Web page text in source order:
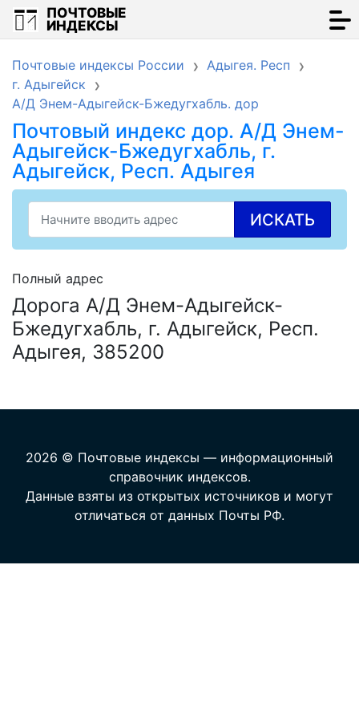
ПОЧТОВЫЕ
ИНДЕКСЫ
Почтовые индексы России
Адыгея. Респ
г. Адыгейск
А/Д Энем-Адыгейск-Бжедугхабль. дор
Почтовый индекс дор. А/Д Энем-
Адыгейск-Бжедугхабль, г.
Адыгейск, Респ. Адыгея
ИСКАТЬ
Полный адрес
Дорога А/Д Энем-Адыгейск-
Бжедугхабль, г. Адыгейск, Респ.
Адыгея, 385200
2026 © Почтовые индексы — информационный
справочник индексов.
Данные взяты из открытых источников и могут
отличаться от данных Почты РФ.